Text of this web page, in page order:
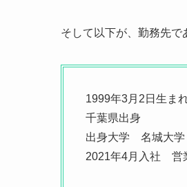
そして以下が、勤務先で
1999年3月2日生ま
千葉県出身
出身大学 名城大学
2021年4月入社 営